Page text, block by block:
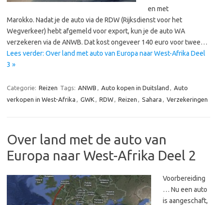
en met
Marokko. Nadat je de auto via de RDW (Rijksdienst voor het
Wegverkeer) hebt afgemeld voor export, kun je de auto WA
verzekeren via de ANWB. Dat kost ongeveer 140 euro voor twee…
Lees verder: Over land met auto van Europa naar West-Afrika Deel
3 »
Categorie: Reizen Tags: ANWB Auto kopen in Duitsland
Auto
verkopen in West-Afrika
GWK RDW Reizen Sahara Verzekeringen
Over land met de auto van
Europa naar West-Afrika Deel 2
Voorbereiding
… Nu een auto
is aangeschaft,